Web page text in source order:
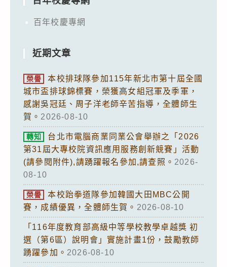
百年校慶專網
近期文章
榮譽
本校排球隊參加115年新北市第十屆全國
城市盃排球錦標賽，榮獲高女組冠軍及季軍，
感謝吳冠廷、周子洋老師辛苦指導，全體師生
賀。 2026-08-10
轉知
台北市電腦商業同業公會舉辦之「2026
第31屆大專校院資訊應用服務創新競賽」活動
(請參閱附件),請踴躍報名參加,請查照。 2026-
08-10
榮譽
本校跆拳道隊參加韓國大田MBC公開
賽，成績優異，全體師生賀。 2026-08-10
「116年度教育部高級中等學校教學卓越獎 初
選（第6區）說明會」實施計畫1份，鼓勵教師
踴躍參加。 2026-08-10